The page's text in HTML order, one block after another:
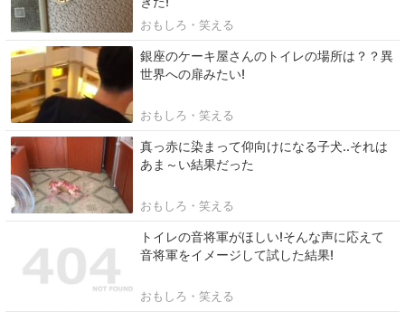
おもしろ・笑える
銀座のケーキ屋さんのトイレの場所は？？異
世界への扉みたい!
おもしろ・笑える
真っ赤に染まって仰向けになる子犬..それは
あま～い結果だった
おもしろ・笑える
トイレの音将軍がほしい!そんな声に応えて
音将軍をイメージして試した結果!
おもしろ・笑える